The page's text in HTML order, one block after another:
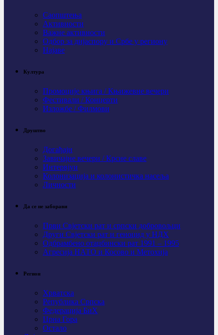
Саопштења
Активности
Важне активности
Одбор за дијаспору и Србе у региону
Најаве
Култура
Промоције књига / Књижевне вечери
Фестивали / Концерти
Изложбе / Филмови
Друштво
Догађаји
Завичајне вечери / Крсне славе
Интервјуи
Колонизација и колонистичка насеља
Личности
Да се не заборави
Први Свјeтски рат и српски добровољци
Други Свјетски рат и геноцид у НДХ
Одбрамбено отаџбински рат 1991 – 1995
Агресија НАТО и Косово и Метохија
Регион
Хрватска
Република Српска
Федерација БиХ
Црна Гора
Остало